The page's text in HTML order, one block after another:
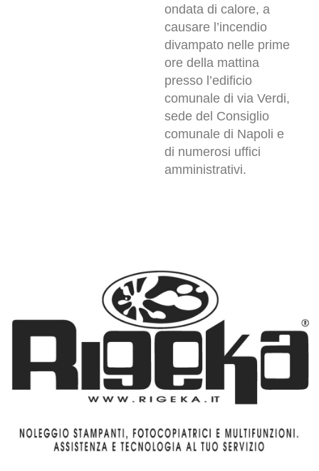
ondata di calore, a
causare l’incendio
divampato nelle prime
ore della mattina
presso l’edificio
comunale di via Verdi,
sede del Consiglio
comunale di Napoli e
di numerosi uffici
amministrativi.